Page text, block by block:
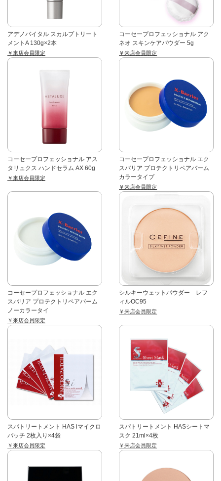
アデノバイタル スカルプトリート
メントA 130g×2本
￥来店会員限定
コーセープロフェッショナル アク
ネオ スキンケアパウダー 5g
￥来店会員限定
コーセープロフェッショナル アス
タリュクス ハンドセラム AX 60g
￥来店会員限定
コーセープロフェッショナル エク
スバリア プロテクトリペアバーム
カラータイプ
￥来店会員限定
コーセープロフェッショナル エク
スバリア プロテクトリペアバーム
ノーカラータイ
￥来店会員限定
シルキーウェットパウダー レフ
ィルOC95
￥来店会員限定
スパトリートメント HAS iマイクロ
パッチ 2枚入り×4袋
￥来店会員限定
スパトリートメント HASシートマ
スク 21ml×4枚
￥来店会員限定